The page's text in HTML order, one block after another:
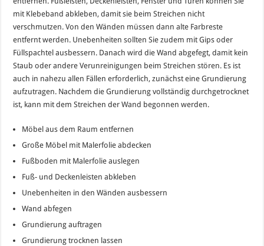
mit Klebeband abkleben, damit sie beim Streichen nicht
verschmutzen. Von den Wänden müssen dann alte Farbreste
entfernt werden. Unebenheiten sollten Sie zudem mit Gips oder
Füllspachtel ausbessern. Danach wird die Wand abgefegt, damit kein
Staub oder andere Verunreinigungen beim Streichen stören. Es ist
auch in nahezu allen Fällen erforderlich, zunächst eine Grundierung
aufzutragen. Nachdem die Grundierung vollständig durchgetrocknet
ist, kann mit dem Streichen der Wand begonnen werden.
Möbel aus dem Raum entfernen
Große Möbel mit Malerfolie abdecken
Fußboden mit Malerfolie auslegen
Fuß- und Deckenleisten abkleben
Unebenheiten in den Wänden ausbessern
Wand abfegen
Grundierung auftragen
Grundierung trocknen lassen